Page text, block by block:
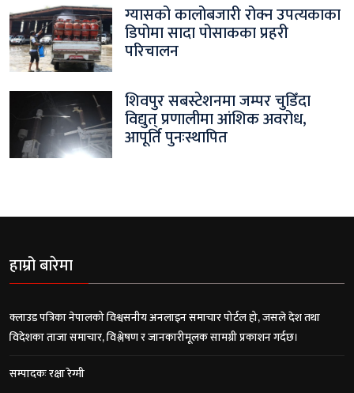
ग्यासको कालोबजारी रोक्न उपत्यकाका
डिपोमा सादा पोसाकका प्रहरी
परिचालन
शिवपुर सबस्टेशनमा जम्पर चुडिँदा
विद्युत् प्रणालीमा आंशिक अवरोध,
आपूर्ति पुनःस्थापित
हाम्रो बारेमा
क्लाउड पत्रिका नेपालको विश्वसनीय अनलाइन समाचार पोर्टल हो, जसले देश तथा
विदेशका ताजा समाचार, विश्लेषण र जानकारीमूलक सामग्री प्रकाशन गर्दछ।
सम्पादकः रक्षा रेग्मी